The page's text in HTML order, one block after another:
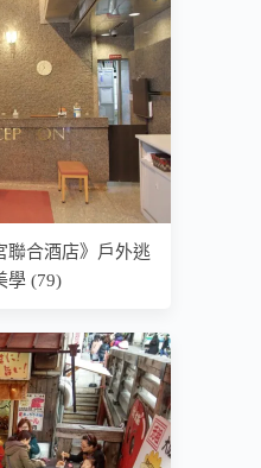
聯合酒店》戶外逃
學 (79)